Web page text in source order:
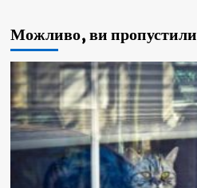
Можливо, ви пропустили